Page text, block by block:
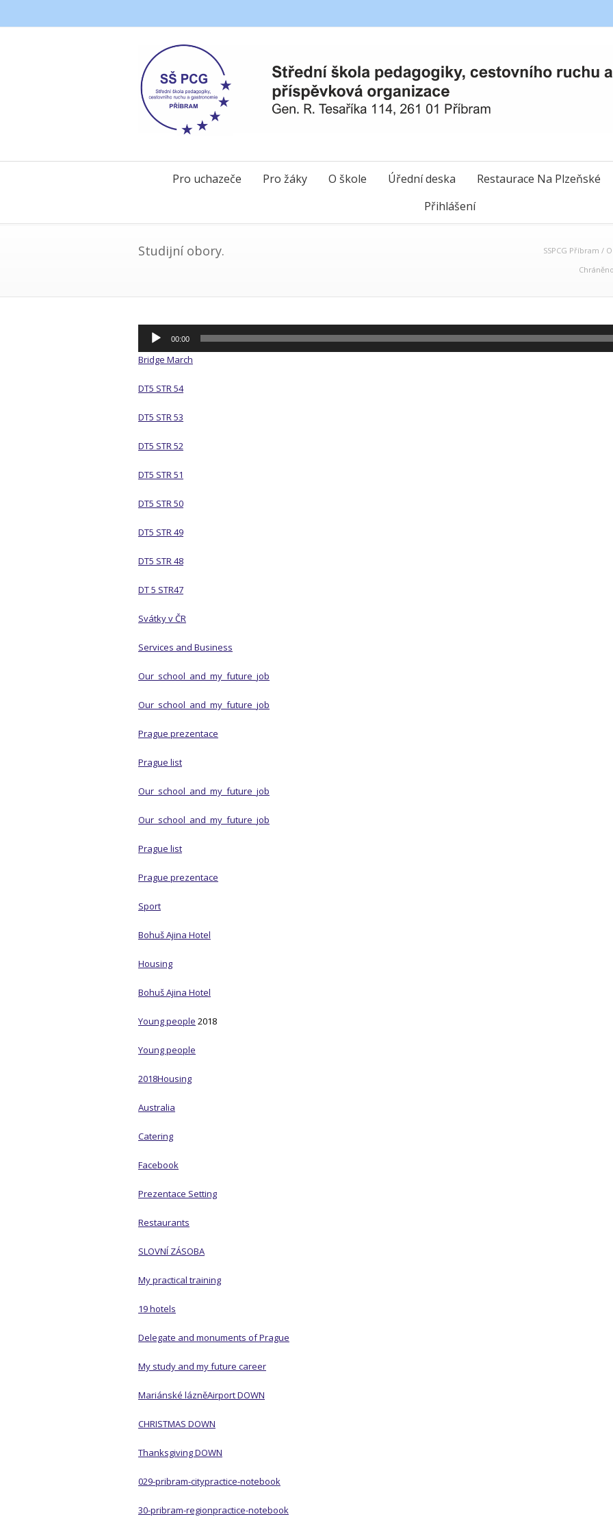
Pro uchazeče Pro žáky O škole Úřední deska Restaurace Na Plzeňské
Přihlášení
Studijní obory. SSPCG Příbram /
Audio
přehrávač
00:00
Bridge March
DT5 STR 54
DT5 STR 53
DT5 STR 52
DT5 STR 51
DT5 STR 50
DT5 STR 49
DT5 STR 48
DT 5 STR47
Svátky v ČR
Services and Business
Our_school_and_my_future_job
Our_school_and_my_future_job
Prague prezentace
Prague list
Our_school_and_my_future_job
Our_school_and_my_future_job
Prague list
Prague prezentace
Sport
Bohuš Ajina Hotel
Housing
Bohuš Ajina Hotel
Young people 2018
Young people
2018Housing
Australia
Catering
Facebook
Prezentace Setting
Restaurants
SLOVNÍ ZÁSOBA
My practical training
19 hotels
Delegate and monuments of Prague
My study and my future career
Mariánské lázněAirport DOWN
CHRISTMAS DOWN
Thanksgiving DOWN
029-pribram-citypractice-notebook
30-pribram-regionpractice-notebook